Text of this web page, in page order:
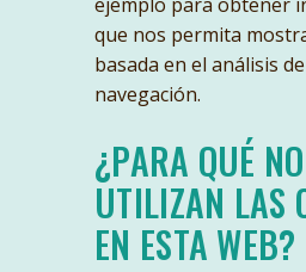
que nos permita
basada en el análisis
navegación.
¿PARA QUÉ
UTILIZAN LAS
EN ESTA WEB?